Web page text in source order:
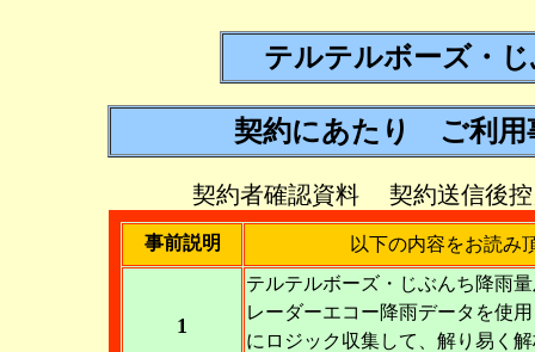
テルテルボーズ・
契約にあたり ご利用
契約者確認資料 契約送信後
事前説明 以下の内容をお読
1
テルテルボーズ・じぶんち降雨
レーダーエコー降雨データを使
にロジック収集して、解り易く